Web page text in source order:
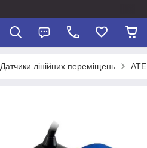
Датчики лінійних переміщень